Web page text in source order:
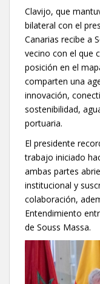
Clavijo, que
bilateral con el
Canarias recibe a
vecino con el que
posición en el
comparten una
innovación,
sostenibilidad,
portuaria.
El presidente
trabajo iniciado
ambas partes
institucional y
colaboración,
Entendimiento
de Souss Massa.